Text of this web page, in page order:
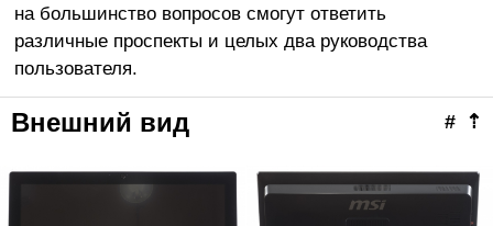
на большинство вопросов смогут ответить
различные проспекты и целых два руководства
пользователя.
⇡
#
Внешний вид